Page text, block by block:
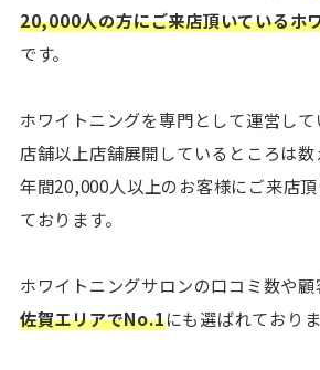
20,000人の方にご来店頂いているホ
です。
ホワイトニングを専門として運営し
店舗以上店舗展開しているところは数
年間20,000人以上のお客様にご来店
ております。
ホワイトニングサロンの口コミ数や顧
佐賀エリアでNo.1にも選ばれておりま